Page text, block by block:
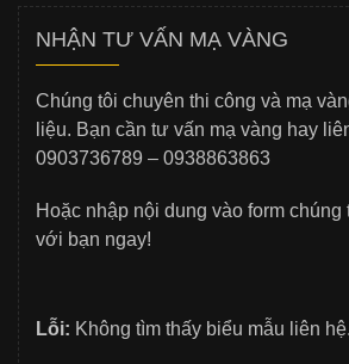
NHẬN TƯ VẤN MẠ VÀNG
Chúng tôi chuyên thi công và mạ
liệu. Bạn cần tư vấn mạ vàng hay
0903736789 – 0938863863
Hoặc nhập nội dung vào form chúng
với bạn ngay!
Lỗi: Không tìm thấy biểu mẫu liên hệ.